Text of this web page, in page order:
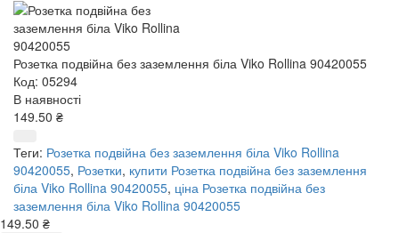
Розетка подвійна без заземлення біла Viko Rollina 90420055
Код: 05294
В наявності
149.50 ₴
Теги: Розетка подвійна без заземлення біла Viko Rollina
90420055, Розетки, купити Розетка подвійна без заземлення
біла Viko Rollina 90420055, ціна Розетка подвійна без
заземлення біла Viko Rollina 90420055
149.50 ₴